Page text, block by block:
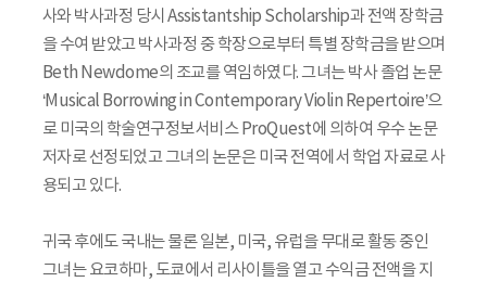
사와 박사과정 당시 Assistantship Scholarship과 전액 장학금
을 수여 받았고 박사과정 중 학장으로부터 특별 장학금을 받으며
Beth Newdome의 조교를 역임하였다. 그녀는 박사 졸업 논문
‘Musical Borrowing in Contemporary Violin Repertoire’으
로 미국의 학술연구정보서비스 ProQuest에 의하여 우수 논문
저자로 선정되었고 그녀의 논문은 미국 전역에서 학업 자료로 사
용되고 있다.
귀국 후에도 국내는 물론 일본, 미국, 유럽을 무대로 활동 중인
그녀는 요코하마, 도쿄에서 리사이틀을 열고 수익금 전액을 지